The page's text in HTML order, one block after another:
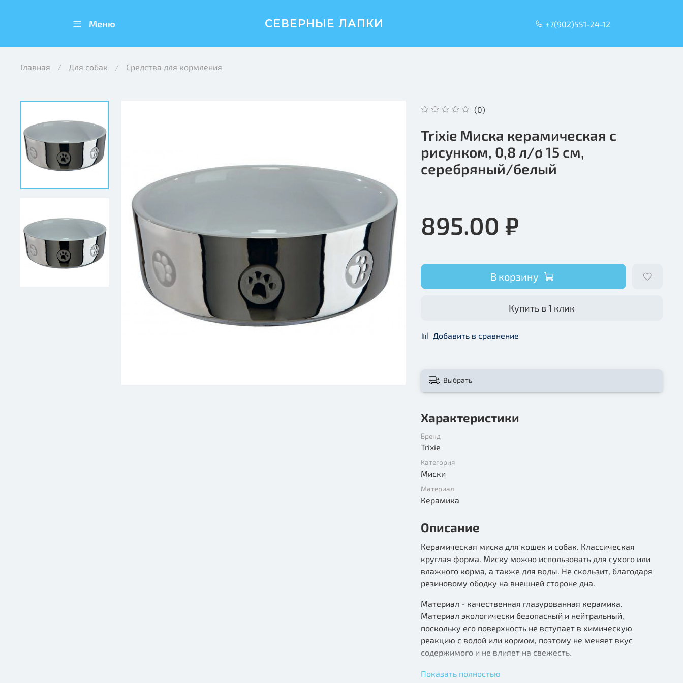
Меню СЕВЕРНЫЕ ЛАПКИ +7(902)551-24-12
Главная Для собак Средства для кормления
(0)
Trixie Миска керамическая с
рисунком, 0,8 л/ø 15 см,
серебряный/белый
895.00 ₽
В корзину
Купить в 1 клик
Добавить в сравнение
Выбрать
Характеристики
Бренд
Trixie
Категория
Миски
Материал
Керамика
Описание
Керамическая миска для кошек и собак. Классическая
круглая форма. Миску можно использовать для сухого или
влажного корма, а также для воды. Не скользит, благодаря
резиновому ободку на внешней стороне дна.
Материал - качественная глазурованная керамика.
Материал экологически безопасный и нейтральный,
поскольку его поверхность не вступает в химическую
реакцию с водой или кормом, поэтому не меняет вкус
содержимого и не влияет на свежесть.
Диаметр: 15 см.
Показать полностью